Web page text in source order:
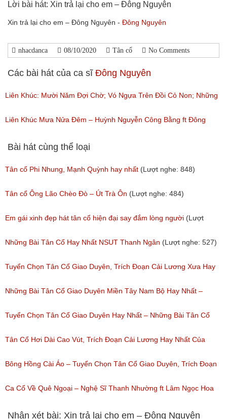
Lời bài hát: Xin trả lại cho em – Đông Nguyên
Xin trả lại cho em – Đông Nguyên - Đông Nguyên
nhacdanca 08/10/2020 Tân cổ No Comments
Các bài hát của ca sĩ Đông Nguyên
Liên Khúc: Mười Năm Đợi Chờ; Vó Ngựa Trên Đồi Cỏ Non; Những
Đêm Lạnh
(Lượt nghe: 43)
Liên Khúc Mưa Nửa Đêm – Huỳnh Nguyễn Công Bằng ft Đông
Nguyên, Trần Xuân
(Lượt nghe: 103)
Bài hát cùng thể loại
Tân cổ Phi Nhung, Mạnh Quỳnh hay nhất (Lượt nghe: 848)
Tân cổ Ông Lão Chèo Đò – Út Trà Ôn (Lượt nghe: 484)
Em gái xinh đẹp hát tân cổ hiện đại say đắm lòng người (Lượt
nghe: 276)
Những Bài Tân Cổ Hay Nhất NSUT Thanh Ngân (Lượt nghe: 527)
Tuyển Chọn Tân Cổ Giao Duyên, Trích Đoạn Cải Lương Xưa Hay
Nhất Được Nghe Nhiều Nhất Trước 1975
(Lượt nghe: 471)
Những Bài Tân Cổ Giao Duyên Miền Tây Nam Bộ Hay Nhất –
Tuyển Tập Tân Cổ Cải Lương Đặc Sắc
(Lượt nghe: 319)
Tuyển Chọn Tân Cổ Giao Duyên Hay Nhất – Những Bài Tân Cổ
Cải Lương Hay Nhất
(Lượt nghe: 214)
Tân Cổ Hơi Dài Cao Vút, Trích Đoạn Cải Lương Hay Nhất Của
Nhiều Nghệ Sĩ Hơi Dài Nghe Nhiều Nhất
(Lượt nghe: 208)
Bông Hồng Cài Áo – Tuyển Chọn Tân Cổ Giao Duyên, Trích Đoạn
Cải Lương Hay Dễ Nghe Mà Cũng Dễ Ngủ
(Lượt nghe: 234)
Ca Cổ Về Quê Ngoại – Nghệ Sĩ Thanh Nhường ft Lâm Ngọc Hoa
(Lượt nghe: 994)
Nhận xét bài: Xin trả lại cho em – Đông Nguyên